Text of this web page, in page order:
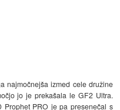
najmočnejša izmed cele družine
jo je prekašala le GF2 Ultra.
Prophet PRO je pa presenečal s